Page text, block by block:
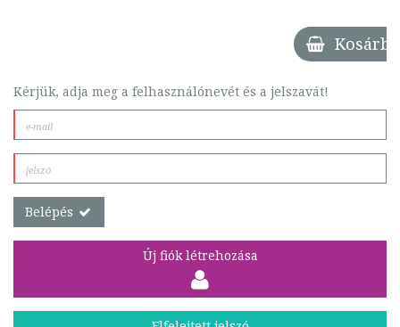
Kosárba
Kérjük, adja meg a felhasználónevét és a jelszavát!
Belépés
Új fiók létrehozása